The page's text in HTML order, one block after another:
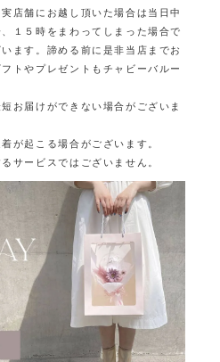
実店舗にお越し頂いた場合は当日中
１５時をまわってしまった場合で
ます。 諦める前に是非当店までお
トやプレゼントもチャビーバルー
お届けができない場合がございま
が起こる場合がございます。
サービスではございません。